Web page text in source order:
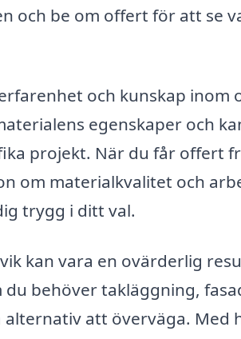
och be om offert för att se
och kunskap inom
egenskaper och
projekt. När du får offert
om materialkvalitet och
trygg i ditt val.
kan vara en ovärderlig
behöver takläggning,
att överväga. Med